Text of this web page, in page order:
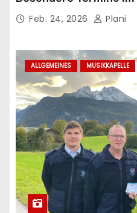
Feb. 24, 2026 Plani
ALLGEMEINES MUSIKKAPELLE